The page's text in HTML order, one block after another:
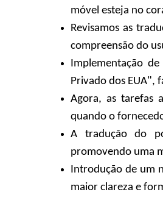
móvel esteja no
Revisamos as
compreensão do
Implementação
Privado dos EUA",
Agora, as tarefas
quando o
A tradução do
promovendo uma
Introdução de um
maior clareza e